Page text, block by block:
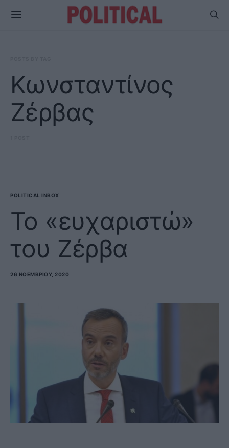
Κωνσταντίνος
Ζέρβας
POLITICAL INBOX
Το «ευχαριστώ»
του Ζέρβα
26 ΝΟΕΜΒΡΊΟΥ, 2020